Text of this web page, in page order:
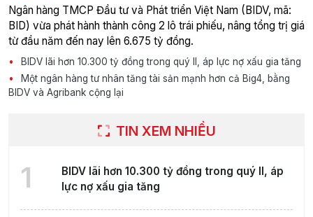
Ngân hàng TMCP Đầu tư và Phát triển Việt Nam (BIDV, mã:
BID) vừa phát hành thành công 2 lô trái phiếu, nâng tổng trị giá
từ đầu năm đến nay lên 6.675 tỷ đồng.
BIDV lãi hơn 10.300 tỷ đồng trong quý II, áp lực nợ xấu gia tăng
Một ngân hàng tư nhân tăng tài sản mạnh hơn cả Big4, bằng
BIDV và Agribank cộng lại
TIN XEM NHIỀU
1
BIDV lãi hơn 10.300 tỷ đồng trong quý II, áp
lực nợ xấu gia tăng